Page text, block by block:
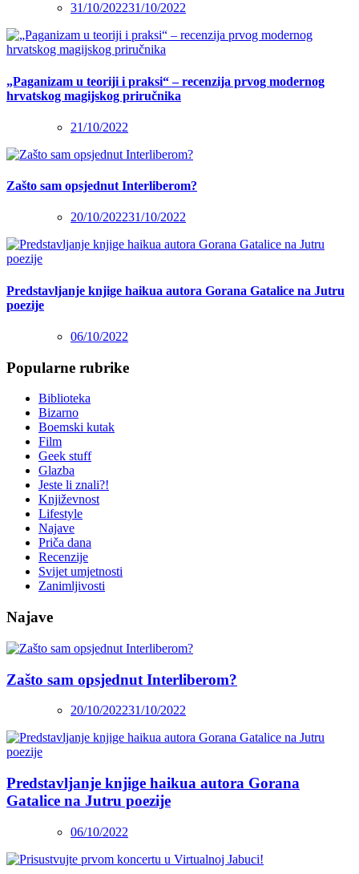
31/10/202231/10/2022
„Paganizam u teoriji i praksi“ – recenzija prvog modernog
hrvatskog magijskog priručnika
21/10/2022
Zašto sam opsjednut Interliberom?
20/10/202231/10/2022
Predstavljanje knjige haikua autora Gorana Gatalice na Jutru
poezije
06/10/2022
Popularne rubrike
Biblioteka
Bizarno
Boemski kutak
Film
Geek stuff
Glazba
Jeste li znali?!
Književnost
Lifestyle
Najave
Priča dana
Recenzije
Svijet umjetnosti
Zanimljivosti
Najave
Zašto sam opsjednut Interliberom?
20/10/202231/10/2022
Predstavljanje knjige haikua autora Gorana
Gatalice na Jutru poezije
06/10/2022